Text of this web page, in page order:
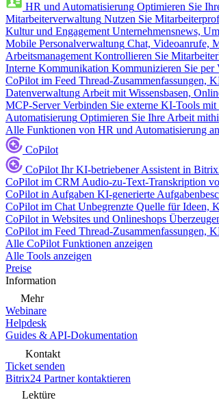
HR und Automatisierung Optimieren Sie
Mitarbeiterverwaltung Nutzen Sie
Kultur und Engagement Unternehmensnews,
Mobile Personalverwaltung Chat, Videoanrufe,
Arbeitsmanagement Kontrollieren Sie
Interne Kommunikation Kommunizieren Sie per
CoPilot im Feed Thread-Zusammenfassungen,
Datenverwaltung Arbeit mit Wissensbasen,
MCP-Server Verbinden Sie externe KI-Tools
Automatisierung Optimieren Sie Ihre Arbeit
Alle Funktionen von HR und Automatisierung
CoPilot
CoPilot Ihr KI-betriebener Assistent in
CoPilot im CRM Audio-zu-Text-Transkription
CoPilot in Aufgaben KI-generierte
CoPilot im Chat Unbegrenzte Quelle für Ideen,
CoPilot in Websites und Onlineshops
CoPilot im Feed Thread-Zusammenfassungen,
Alle CoPilot Funktionen anzeigen
Alle Tools anzeigen
Preise
Information
Mehr
Webinare
Helpdesk
Guides & API-Dokumentation
Kontakt
Ticket senden
Bitrix24 Partner kontaktieren
Lektüre